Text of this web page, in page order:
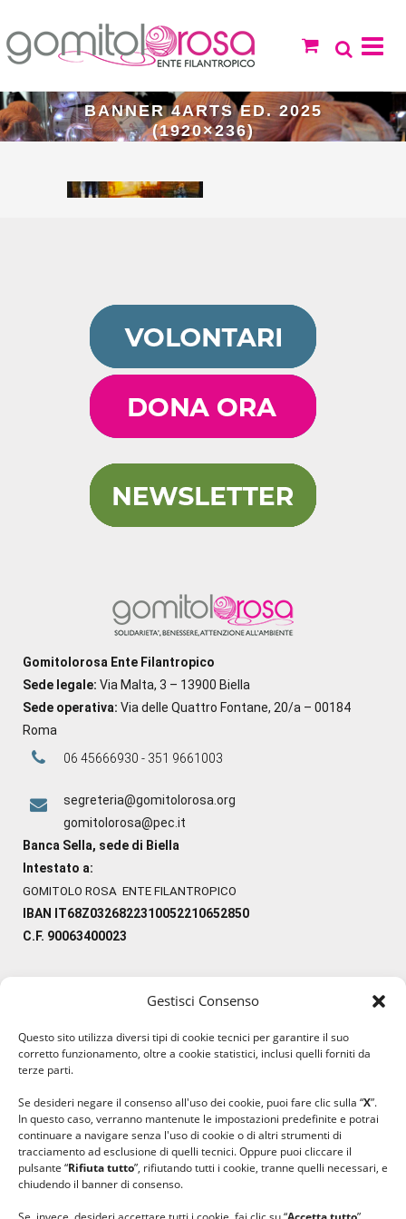
Gestisci Consenso
Questo sito utilizza diversi tipi di cookie tecnici per garantire il suo
corretto funzionamento, oltre a cookie statistici, inclusi quelli forniti da
terze parti.
Se desideri negare il consenso all'uso dei cookie, puoi fare clic sulla “X”.
In questo caso, verranno mantenute le impostazioni predefinite e potrai
continuare a navigare senza l'uso di cookie o di altri strumenti di
tracciamento ad esclusione di quelli tecnici. Oppure puoi cliccare il
pulsante “Rifiuta tutto”, rifiutando tutti i cookie, tranne quelli necessari, e
chiudendo il banner di consenso.
BANNER 4ARTS ED. 2025
(1920×236)
Gomitolorosa Ente Filantropico
Sede legale: Via Malta, 3 – 13900 Biella
Sede operativa: Via delle Quattro Fontane, 20/a – 00184
Roma
06 45666930 - 351 9661003
segreteria@gomitolorosa.org
gomitolorosa@pec.it
Banca Sella, sede di Biella
Intestato a:
GOMITOLO ROSA ENTE FILANTROPICO
IBAN IT68Z0326822310052210652850
C.F. 90063400023
#lanaterapia
#ilcaloredellempatia